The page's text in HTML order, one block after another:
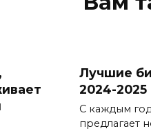
Лучшие
2024-2025
С каждым
предлагает